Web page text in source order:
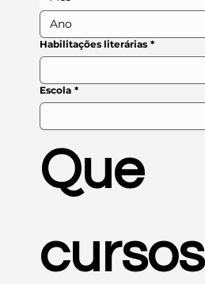
Habilitações literárias *
Escola *
Que
cursos